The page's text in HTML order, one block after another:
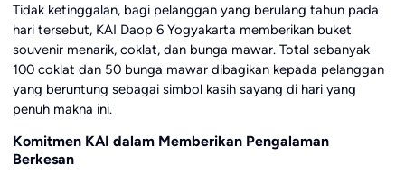
Tidak ketinggalan, bagi pelanggan yang berulang tahun pada
hari tersebut, KAI Daop 6 Yogyakarta memberikan buket
souvenir menarik, coklat, dan bunga mawar. Total sebanyak
100 coklat dan 50 bunga mawar dibagikan kepada pelanggan
yang beruntung sebagai simbol kasih sayang di hari yang
penuh makna ini.
Komitmen KAI dalam Memberikan Pengalaman
Berkesan